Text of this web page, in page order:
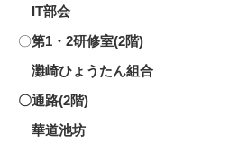
IT部会
〇第1・2研修室(2階)
灘崎ひょうたん組合
〇通路(2階)
華道池坊